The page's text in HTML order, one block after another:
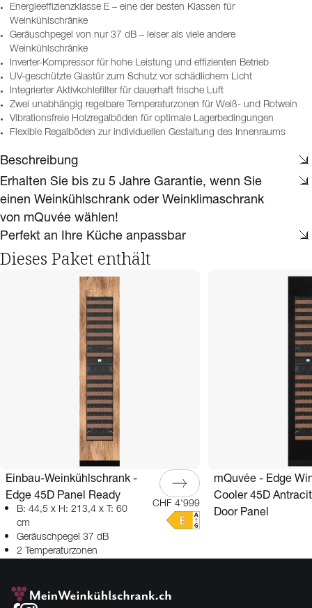
Energieeffizienzklasse E – eine der besten Klassen für
Weinkühlschränke
Geräuschpegel von nur 37 dB – leiser als viele andere
Weinkühlschränke
Inverter-Kompressor für hohe Leistung und effizienten Betrieb
UV-geschützte Glastür zum Schutz vor schädlichem Licht
Integrierter Aktivkohlefilter für dauerhaft frische Luft
Zwei unabhängig regelbare Temperaturzonen für Weiß- und Rotwein
Vibrationsfreie Holzregalböden für optimale Lagerbedingungen
Flexible Regalböden zur individuellen Gestaltung des Innenraums
Beschreibung
Erhalten Sie bis zu 5 Jahre Garantie, wenn Sie
einen Weinkühlschrank oder Weinklimaschrank
von mQuvée wählen!
Perfekt an Ihre Küche anpassbar
Dieses Paket enthält
Einbau-Weinkühlschrank -
Edge 45D Panel Ready
B: 44,5 x H: 213,4 x T: 60
cm
Geräuschpegel 37 dB
2 Temperaturzonen
CHF 4'999
mQuvée - Edge
Cooler 45D
Door Panel